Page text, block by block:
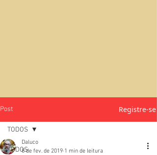
Post Registre-se
TODOS
TODOS
Daluco
8 de fev. de 2019 1 min de leitura